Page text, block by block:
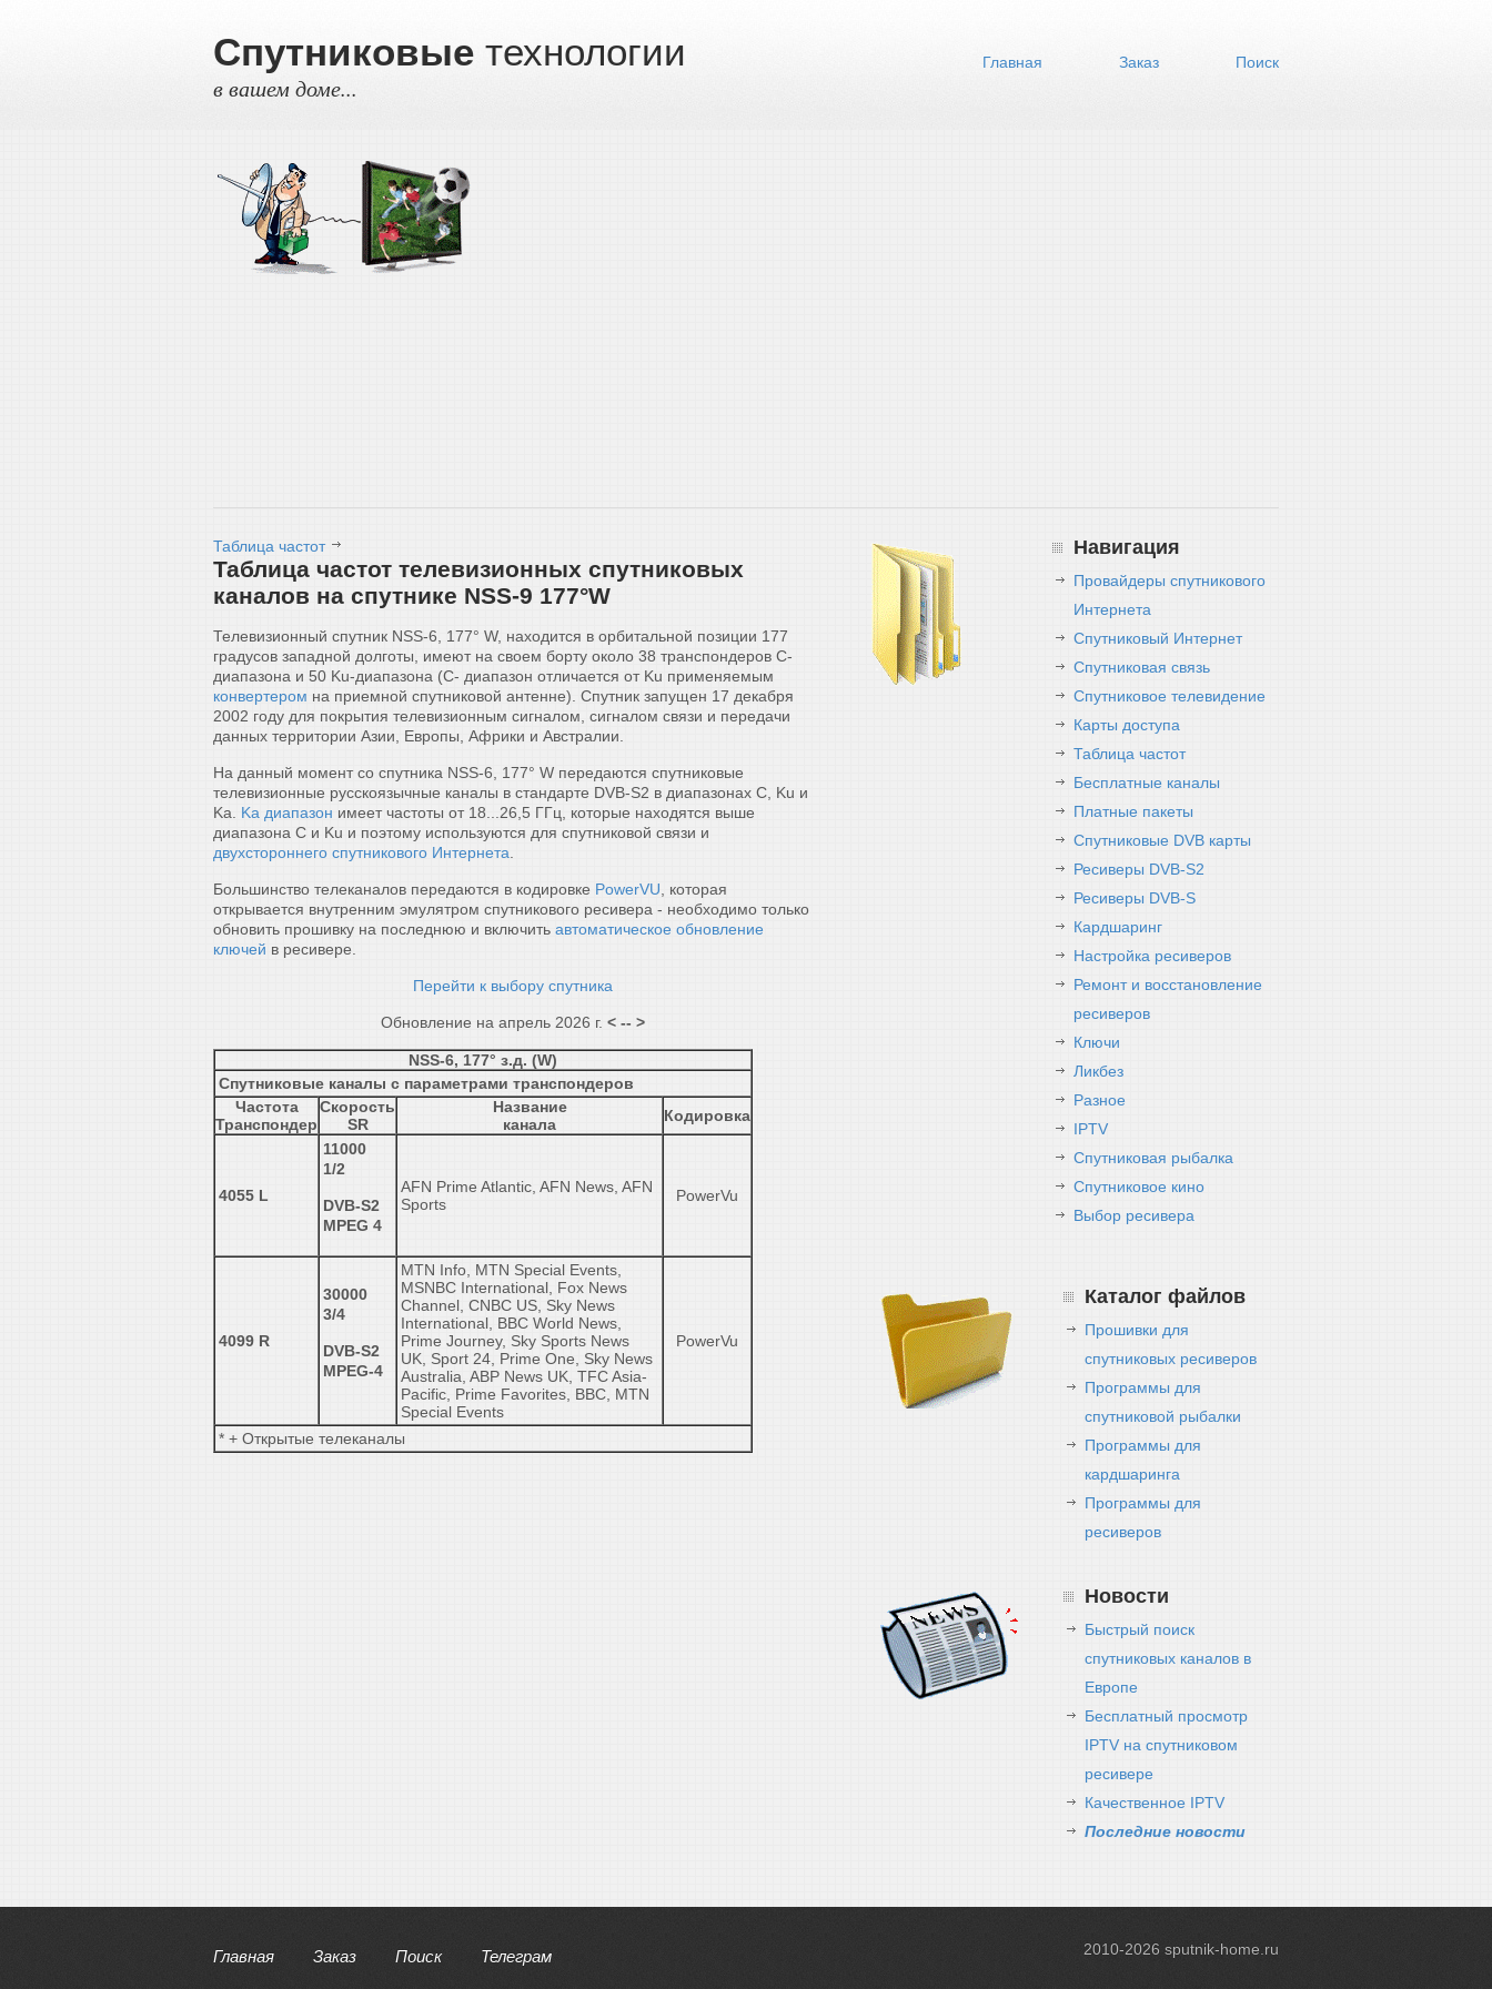
Спутниковые технологии
в вашем доме...
Главная Заказ Поиск
Таблица частот
Таблица частот телевизионных спутниковых
каналов на спутнике NSS-9 177°W
Телевизионный спутник NSS-6, 177° W, находится в орбитальной позиции 177
градусов западной долготы, имеют на своем борту около 38 транспондеров C-
диапазона и 50 Ku-диапазона (C- диапазон отличается от Ku применяемым
конвертером на приемной спутниковой антенне). Спутник запущен 17 декабря
2002 году для покрытия телевизионным сигналом, сигналом связи и передачи
данных территории Азии, Европы, Африки и Австралии.
На данный момент со спутника NSS-6, 177° W передаются спутниковые
телевизионные русскоязычные каналы в стандарте DVB-S2 в диапазонах C, Ku и
Ka. Ka диапазон имеет частоты от 18...26,5 ГГц, которые находятся выше
диапазона C и Ku и поэтому используются для спутниковой связи и
двухстороннего спутникового Интернета
Большинство телеканалов передаются в кодировке PowerVU , которая
открывается внутренним эмулятром спутникового ресивера - необходимо только
обновить прошивку на последнюю и включить автоматическое обновление
ключей в ресивере.
Перейти к выбору спутника
Обновление на апрель 2026 г. < -- >
NSS-6, 177° з.д. (W)
Спутниковые каналы с параметрами транспондеров
Частота
Транспондер
Скорость
SR
Название
канала
Кодировка
4055 L
11000
1/2
DVB-S2
MPEG 4
AFN Prime Atlantic, AFN News, AFN
Sports
PowerVu
4099 R
30000
3/4
DVB-S2
MPEG-4
MTN Info, MTN Special Events,
MSNBC International, Fox News
Channel, CNBC US, Sky News
International, BBC World News,
Prime Journey, Sky Sports News
UK, Sport 24, Prime One, Sky News
Australia, ABP News UK, TFC Asia-
Pacific, Prime Favorites, BBC, MTN
Special Events
PowerVu
* + Открытые телеканалы
Навигация
Провайдеры спутникового
Интернета
Спутниковый Интернет
Спутниковая связь
Спутниковое телевидение
Карты доступа
Таблица частот
Бесплатные каналы
Платные пакеты
Спутниковые DVB карты
Ресиверы DVB-S2
Ресиверы DVB-S
Кардшаринг
Настройка ресиверов
Ремонт и восстановление
ресиверов
Ключи
Ликбез
Разное
IPTV
Спутниковая рыбалка
Спутниковое кино
Выбор ресивера
Каталог файлов
Прошивки для
спутниковых ресиверов
Программы для
спутниковой рыбалки
Программы для
кардшаринга
Программы для
ресиверов
Новости
Быстрый поиск
спутниковых каналов в
Европе
Бесплатный просмотр
IPTV на спутниковом
ресивере
Качественное IPTV
Последние новости
Главная Заказ Поиск Телеграм 2010-2026 sputnik-home.ru